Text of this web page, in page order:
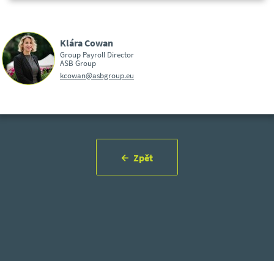
Klára Cowan
Group Payroll Director
ASB Group
kcowan@asbgroup.eu
Zpět